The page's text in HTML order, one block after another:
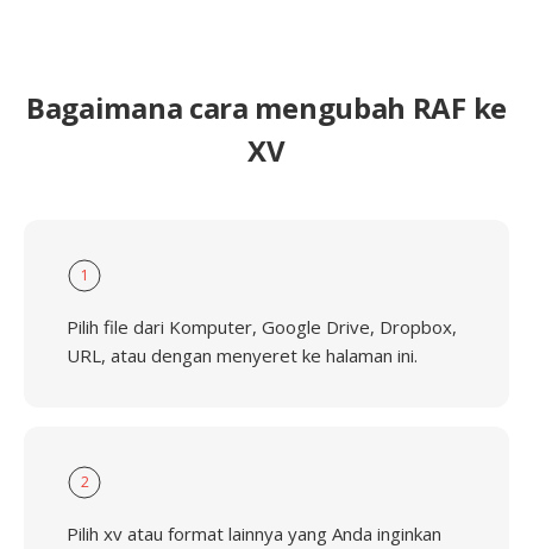
Bagaimana cara mengubah RAF ke
XV
1
Pilih file dari Komputer, Google Drive, Dropbox,
URL, atau dengan menyeret ke halaman ini.
2
Pilih xv atau format lainnya yang Anda inginkan